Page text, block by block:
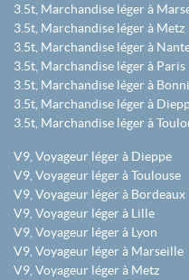
3.5t, Marchandise léger à
3.5t, Marchandise léger à Metz
3.5t, Marchandise léger à
3.5t, Marchandise léger à Paris
3.5t, Marchandise léger à
3.5t, Marchandise léger à
3.5t, Marchandise léger à
V9, Voyageur léger à Dieppe
V9, Voyageur léger à Toulouse
V9, Voyageur léger à Bordeaux
V9, Voyageur léger à Lille
V9, Voyageur léger à Lyon
V9, Voyageur léger à Marseille
V9, Voyageur léger à Metz